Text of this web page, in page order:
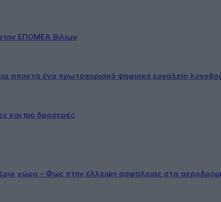
ΕΠΟΜΕΑ Βιλίων
αποκτά ένα πρωτοποριακό ψηφιακό εργαλείο
και πιο δροσερές
χώρο – Φως στην έλλειψη ασφάλειας στα